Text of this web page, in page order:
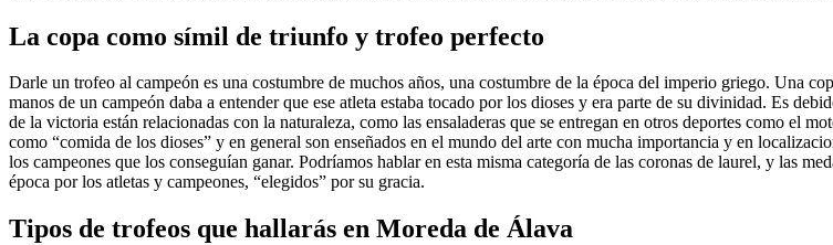
La copa como símil de triunfo y trofeo perfecto
Darle un trofeo al campeón es una costumbre de muchos años, una costumbre de la época del imperio griego. Una
manos de un campeón daba a entender que ese atleta estaba tocado por los dioses y era parte de su divinidad. Es
de la victoria están relacionadas con la naturaleza, como las ensaladeras que se entregan en otros deportes como el
como “comida de los dioses” y en general son enseñados en el mundo del arte con mucha importancia y en
los campeones que los conseguían ganar. Podríamos hablar en esta misma categoría de las coronas de laurel, y las
época por los atletas y campeones, “elegidos” por su gracia.
Tipos de trofeos que hallarás en Moreda de Álava